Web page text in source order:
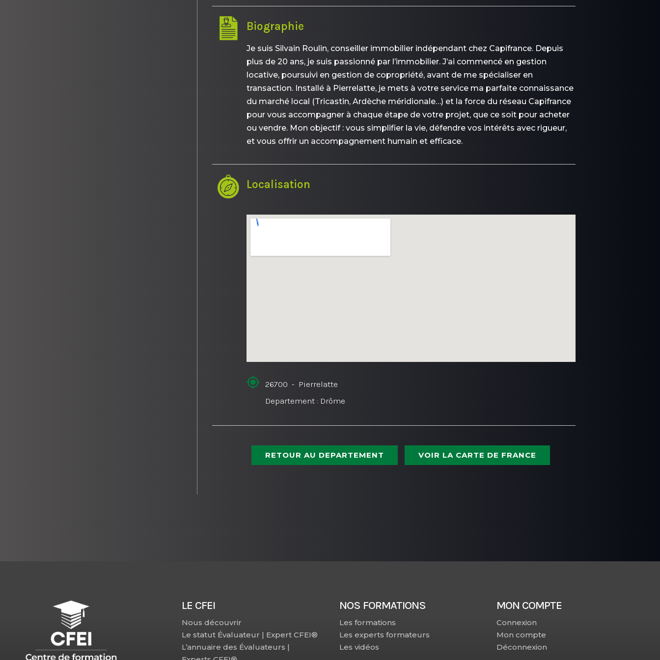
Biographie
Je suis Silvain Roulin, conseiller immobilier indépendant chez Capifrance. Depuis
plus de 20 ans, je suis passionné par l’immobilier. J’ai commencé en gestion
locative, poursuivi en gestion de copropriété, avant de me spécialiser en
transaction. Installé à Pierrelatte, je mets à votre service ma parfaite connaissance
du marché local (Tricastin, Ardèche méridionale…) et la force du réseau Capifrance
pour vous accompagner à chaque étape de votre projet, que ce soit pour acheter
ou vendre. Mon objectif : vous simplifier la vie, défendre vos intérêts avec rigueur,
et vous offrir un accompagnement humain et efficace.
Localisation
26700 - Pierrelatte
Departement : Drôme
RETOUR AU DEPARTEMENT VOIR LA CARTE DE FRANCE
LE CFEI
Nous découvrir
Le statut Évaluateur | Expert CFEI®
L’annuaire des Évaluateurs |
NOS FORMATIONS
Les formations
Les experts formateurs
Les vidéos
MON COMPTE
Connexion
Mon compte
Déconnexion